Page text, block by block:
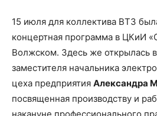
15 июля для коллектива ВТЗ
концертная программа в ЦКиИ
Волжском. Здесь же открылась
заместителя начальника
цеха предприятия Александра
посвященная производству и